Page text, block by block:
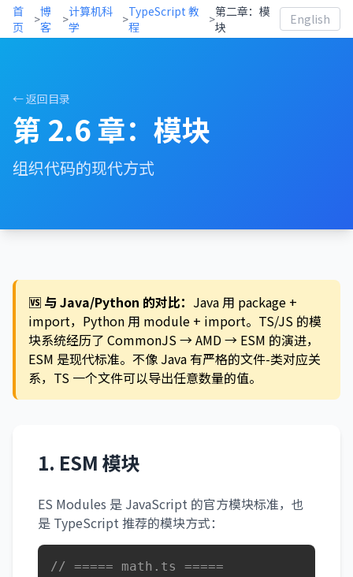
首
页
>博
客
>计算机科
学
>TypeScript 教
程
>第二章：模
块
English
← 返回目录
第 2.6 章：模块
组织代码的现代方式
🆚 与 Java/Python 的对比： Java 用 package +
import，Python 用 module + import。TS/JS 的模
块系统经历了 CommonJS → AMD → ESM 的演进，
ESM 是现代标准。不像 Java 有严格的文件-类对应关
系，TS 一个文件可以导出任意数量的值。
1. ESM 模块
ES Modules 是 JavaScript 的官方模块标准，也
是 TypeScript 推荐的模块方式：
// ===== math.ts =====